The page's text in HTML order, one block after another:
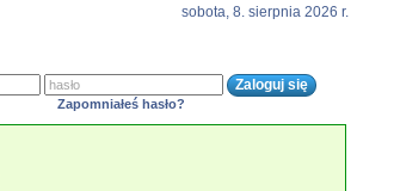
sobota, 8. sierpnia 2026 r.
Zapomniałeś hasło?